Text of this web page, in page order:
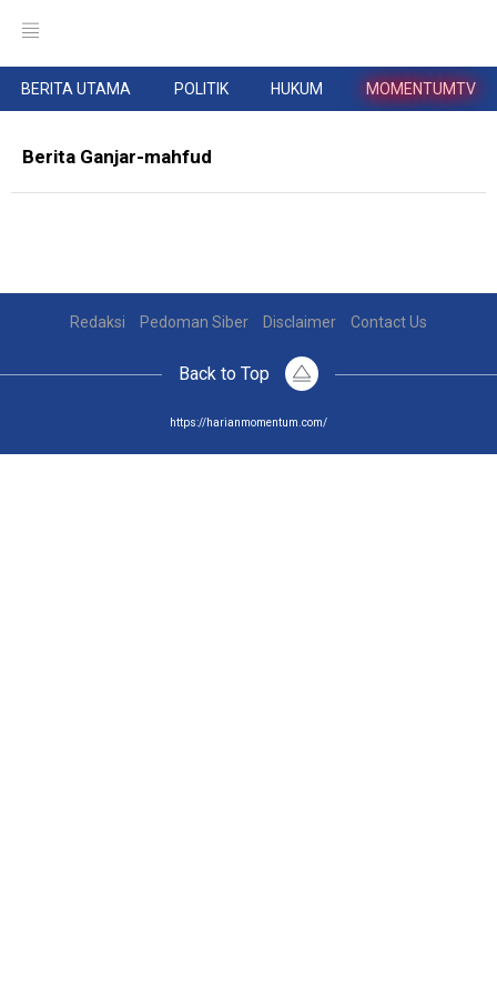
BERITA UTAMA POLITIK HUKUM MOMENTUMTV
Berita Ganjar-mahfud
Redaksi Pedoman Siber Disclaimer Contact Us
Back to Top
https://harianmomentum.com/